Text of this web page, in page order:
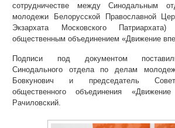
сотрудничестве между Синодальным
молодежи Белорусской Православной
Экзархата Московского
общественным объединением «Движение
Подписи под документом
Синодального отдела по делам
Бовкунович и председатель
общественного объединения
Рачиловский.